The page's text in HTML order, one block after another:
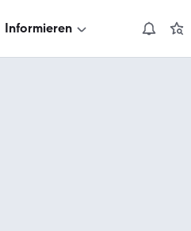
Informieren